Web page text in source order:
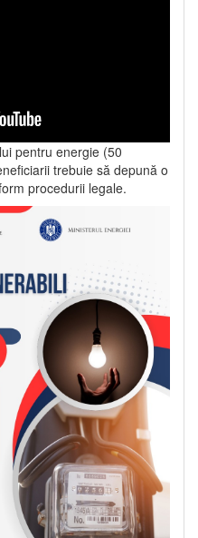
pentru energie (50
trebuie să depună o
procedurii legale.